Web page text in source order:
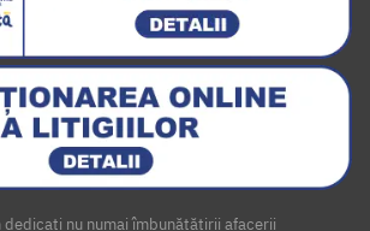
dedicați nu numai îmbunătățirii afacerii